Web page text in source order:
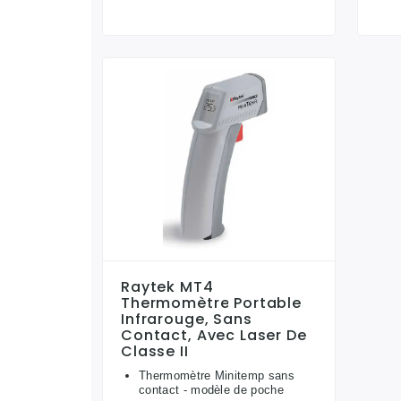
Raytek MT4
Thermomètre Portable
Infrarouge, Sans
Contact, Avec Laser De
Classe II
Thermomètre Minitemp sans
contact - modèle de poche